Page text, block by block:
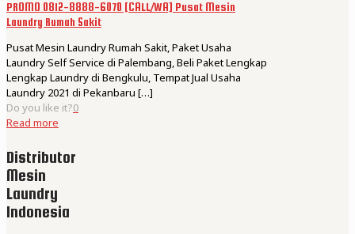
PROMO 0812-8888-6070 [CALL/WA] Pusat Mesin
Laundry Rumah Sakit
Pusat Mesin Laundry Rumah Sakit, Paket Usaha
Laundry Self Service di Palembang, Beli Paket Lengkap
Lengkap Laundry di Bengkulu, Tempat Jual Usaha
Laundry 2021 di Pekanbaru […]
Do you like it?0
Read more
Distributor
Mesin
Laundry
Indonesia